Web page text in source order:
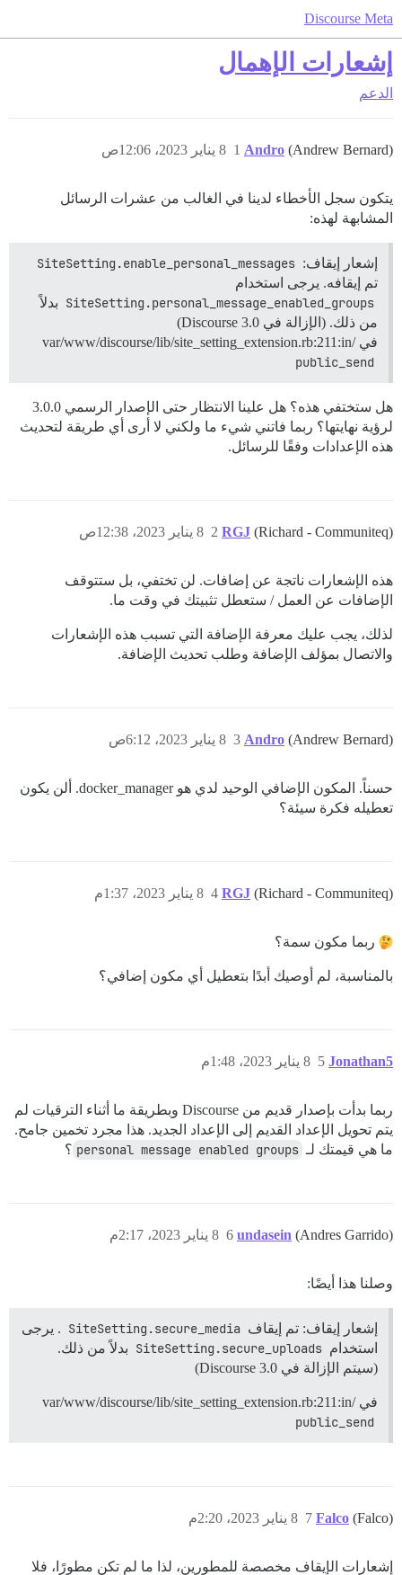
Discourse Meta
إشعارات الإهمال
الدعم
Andro (Andrew Bernard) 8 يناير 2023، 12:06ص 1
يتكون سجل الأخطاء لدينا في الغالب من عشرات الرسائل
المشابهة لهذه:
إشعار إيقاف: SiteSetting.enable_personal_messages
تم إيقافه. يرجى استخدام
SiteSetting.personal_message_enabled_groups بدلاً
من ذلك. (الإزالة في Discourse 3.0)
في /var/www/discourse/lib/site_setting_extension.rb:211:in
public_send
هل ستختفي هذه؟ هل علينا الانتظار حتى الإصدار الرسمي 3.0.0
لرؤية نهايتها؟ ربما فاتني شيء ما ولكني لا أرى أي طريقة لتحديث
هذه الإعدادات وفقًا للرسائل.
RGJ (Richard - Communiteq) 8 يناير 2023، 12:38ص 2
هذه الإشعارات ناتجة عن إضافات. لن تختفي، بل ستتوقف
الإضافات عن العمل / ستعطل تثبيتك في وقت ما.
لذلك، يجب عليك معرفة الإضافة التي تسبب هذه الإشعارات
والاتصال بمؤلف الإضافة وطلب تحديث الإضافة.
Andro (Andrew Bernard) 8 يناير 2023، 6:12ص 3
حسناً. المكون الإضافي الوحيد لدي هو docker_manager. ألن يكون
تعطيله فكرة سيئة؟
RGJ (Richard - Communiteq) 8 يناير 2023، 1:37م 4
ربما مكون سمة؟
بالمناسبة، لم أوصيك أبدًا بتعطيل أي مكون إضافي؟
Jonathan5 8 يناير 2023، 1:48م 5
ربما بدأت بإصدار قديم من Discourse وبطريقة ما أثناء الترقيات لم
يتم تحويل الإعداد القديم إلى الإعداد الجديد. هذا مجرد تخمين جامح.
ما هي قيمتك لـ personal message enabled groups ؟
undasein (Andres Garrido) 8 يناير 2023، 2:17م 6
وصلنا هذا أيضًا:
إشعار إيقاف: تم إيقاف SiteSetting.secure_media . يرجى
استخدام SiteSetting.secure_uploads بدلاً من ذلك.
(سيتم الإزالة في Discourse 3.0)
في /var/www/discourse/lib/site_setting_extension.rb:211:in
public_send
Falco (Falco) 8 يناير 2023، 2:20م 7
إشعارات الإيقاف مخصصة للمطورين، لذا ما لم تكن مطورًا، فلا